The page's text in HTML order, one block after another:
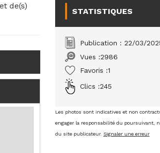
de(s)
STATISTIQUES
Publication : 22/03/
Vues :2986
Favoris :1
Clics :245
Les photos sont indicatives et non
engager la responsabilité du poursuivant,
du site publicateur. Signaler une erreur